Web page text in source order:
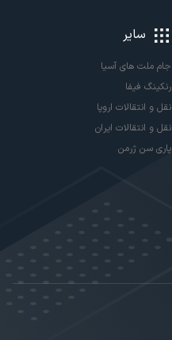
سایر
جام ملت های آسیا
رنکینگ فیفا
نقل و انتقالات اروپا
نقل و انتقالات ایران
پاری سن ژرمن